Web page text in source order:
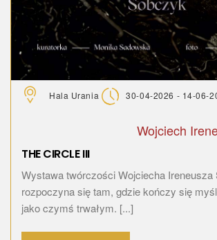
Hala Urania 30-04-2026 - 14-06-
Wojciech
THE CIRCLE III
Wystawa twórczości Wojciecha Ireneusza
rozpoczyna się tam, gdzie kończy się
jako czymś trwałym. [...]